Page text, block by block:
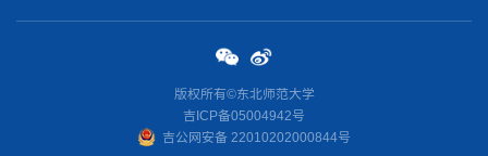
版权所有©东北师范大学
吉ICP备05004942号
吉公网安备 22010202000844号